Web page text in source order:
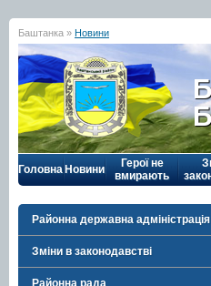
Баштанка » Новини
Головна Новини
Герої не
вмирають
Районна державна адміністрація
Зміни в законодавстві
Районна рада